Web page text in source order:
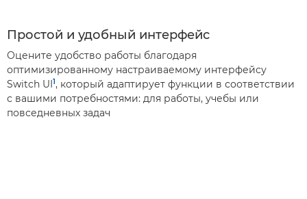
Простой и удобный интерфейс
Оцените удобство работы благодаря
оптимизированному настраиваемому интерфейсу
Switch UI1, который адаптирует функции в соответствии
с вашими потребностями: для работы, учебы или
повседневных задач